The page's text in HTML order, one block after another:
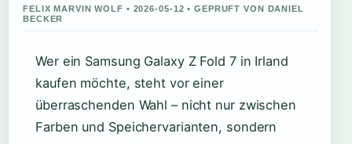
FELIX MARVIN WOLF • 2026-05-12 • GEPRUFT VON DANIEL
BECKER
Wer ein Samsung Galaxy Z Fold 7 in Irland
kaufen möchte, steht vor einer
überraschenden Wahl – nicht nur zwischen
Farben und Speichervarianten, sondern